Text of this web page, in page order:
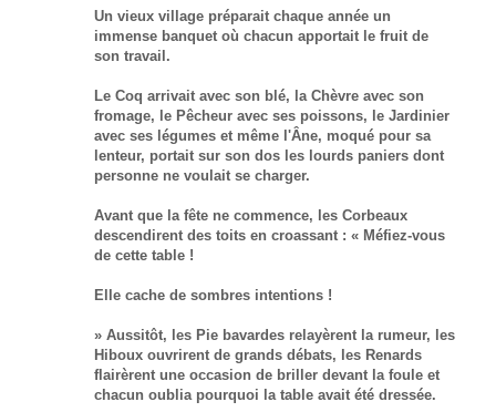
Un vieux village préparait chaque année un
immense banquet où chacun apportait le fruit de
son travail.
Le Coq arrivait avec son blé, la Chèvre avec son
fromage, le Pêcheur avec ses poissons, le Jardinier
avec ses légumes et même l'Âne, moqué pour sa
lenteur, portait sur son dos les lourds paniers dont
personne ne voulait se charger.
Avant que la fête ne commence, les Corbeaux
descendirent des toits en croassant : « Méfiez-vous
de cette table !
Elle cache de sombres intentions !
» Aussitôt, les Pie bavardes relayèrent la rumeur, les
Hiboux ouvrirent de grands débats, les Renards
flairèrent une occasion de briller devant la foule et
chacun oublia pourquoi la table avait été dressée.